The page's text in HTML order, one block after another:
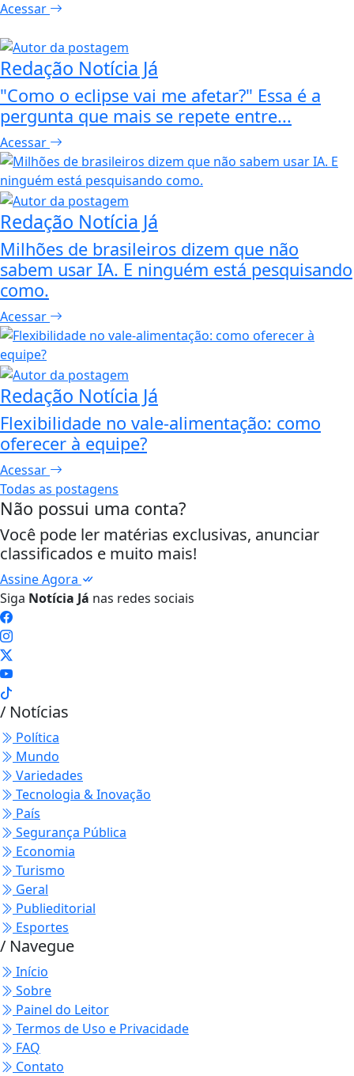
Acessar
Redação Notícia Já
"Como o eclipse vai me afetar?" Essa é a
pergunta que mais se repete entre...
Acessar
Redação Notícia Já
Milhões de brasileiros dizem que não
sabem usar IA. E ninguém está pesquisando
como.
Acessar
Redação Notícia Já
Flexibilidade no vale-alimentação: como
oferecer à equipe?
Acessar
Todas as postagens
Não possui uma conta?
Você pode ler matérias exclusivas, anunciar
classificados e muito mais!
Assine Agora
Siga Notícia Já nas redes sociais
/ Notícias
Política
Mundo
Variedades
Tecnologia & Inovação
País
Segurança Pública
Economia
Turismo
Geral
Publieditorial
Esportes
/ Navegue
Início
Sobre
Painel do Leitor
Termos de Uso e Privacidade
FAQ
Contato